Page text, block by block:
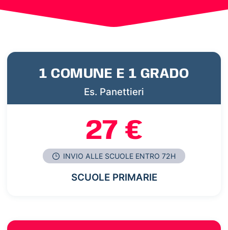
1 COMUNE E 1 GRADO
Es. Panettieri
27 €
INVIO ALLE SCUOLE ENTRO 72H
SCUOLE PRIMARIE